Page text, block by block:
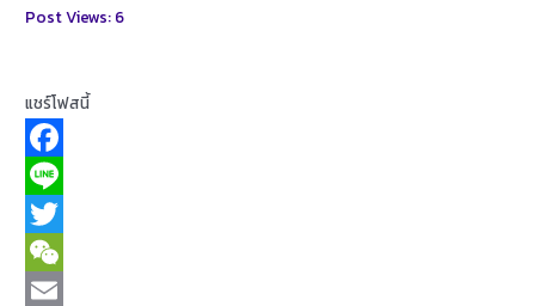
Post Views: 6
แชร์โฟสนี้
F
a
c
e
L
n
T
w
W